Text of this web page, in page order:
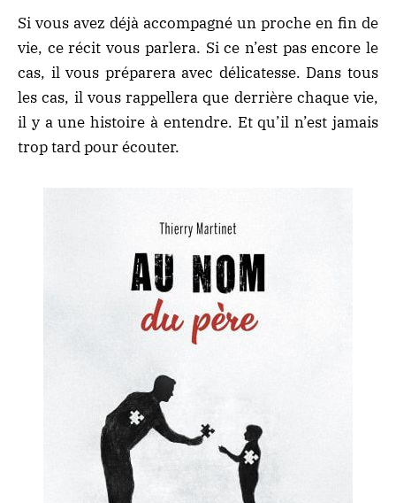
Si vous avez déjà accompagné un proche en fin de
vie, ce récit vous parlera. Si ce n’est pas encore le
cas, il vous préparera avec délicatesse. Dans tous
les cas, il vous rappellera que derrière chaque vie,
il y a une histoire à entendre. Et qu’il n’est jamais
trop tard pour écouter.